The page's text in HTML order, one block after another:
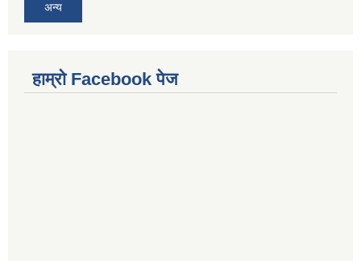
अन्य
हाम्राे Facebook पेज